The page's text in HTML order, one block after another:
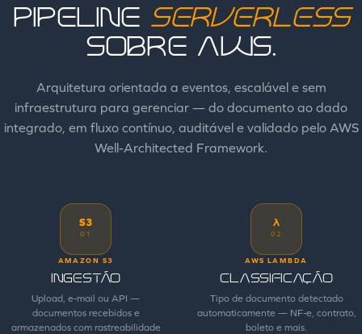
Pipeline serverless
sobre AWS.
Arquitetura orientada a eventos, escalável e sem
infraestrutura para gerenciar — do documento ao dado
integrado, em fluxo contínuo, auditável e validado pelo AWS
Well-Architected Framework.
S3
01
AMAZON S3
Ingestão
Upload, e-mail ou API —
documentos recebidos e
armazenados com rastreabilidade
λ
02
AWS LAMBDA
Classificação
Tipo de documento detectado
automaticamente — NF-e, contrato,
boleto e mais.